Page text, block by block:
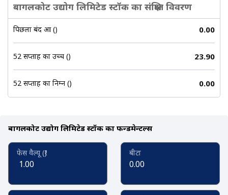
बागलकोट उद्योग लिमिटेड स्टॉक का संक्षिप्त विवरण
पिछला बंद हुआ (₹) 0.00
52 सप्ताह का उच्च (₹) 23.90
52 सप्ताह का निम्न (₹) 0.00
बागलकोट उद्योग लिमिटेड स्टॉक का फन्डमेन्टल्स
फेस वैल्यू (₹)
1.00
बीटा
0.00